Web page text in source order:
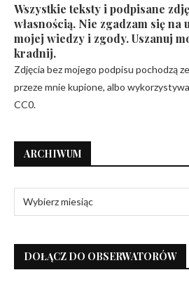
Wszystkie teksty i podpisane
własnością. Nie zgadzam się na
mojej wiedzy i zgody. Uszanuj
kradnij.
Zdjęcia bez mojego podpisu pochodzą
przeze mnie kupione, albo
CC0.
ARCHIWUM
DOŁĄCZ DO OBSERWATORÓW